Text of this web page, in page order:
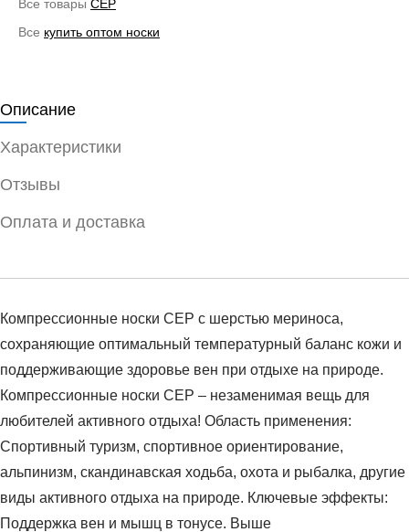
Все товары CEP
Все купить оптом носки
Описание
Характеристики
Отзывы
Оплата и доставка
Компрессионные носки CEP с шерстью мериноса,
сохраняющие оптимальный температурный баланс кожи и
поддерживающие здоровье вен при отдыхе на природе.
Компрессионные носки CEP – незаменимая вещь для
любителей активного отдыха! Область применения:
Спортивный туризм, спортивное ориентирование,
альпинизм, скандинавская ходьба, охота и рыбалка, другие
виды активного отдыха на природе. Ключевые эффекты:
Поддержка вен и мышц в тонусе. Выше